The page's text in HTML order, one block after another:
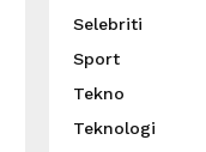
Selebriti
Sport
Tekno
Teknologi